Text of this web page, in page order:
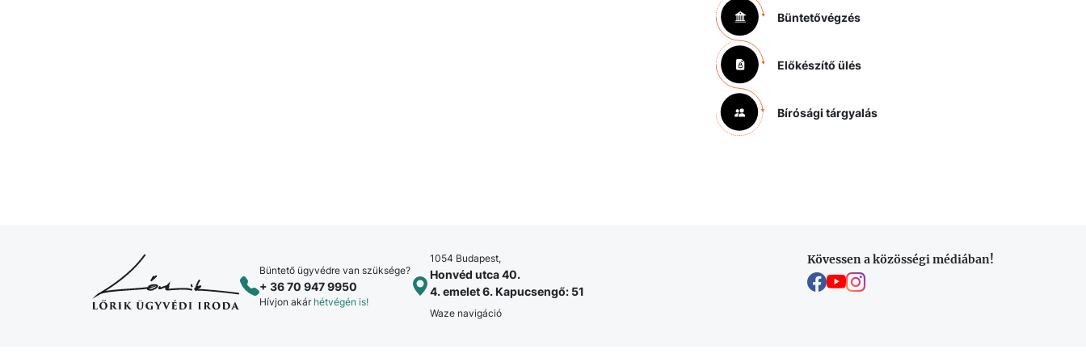
Büntetővégzés
Előkészítő ülés
Bírósági tárgyalás
Büntető ügyvédre van szüksége?
+ 36 70 947 9950
Hívjon akár hétvégén is!
1054 Budapest,
Honvéd utca 40.
4. emelet 6. Kapucsengő: 51
Waze navigáció
Kövessen a közösségi médiában!